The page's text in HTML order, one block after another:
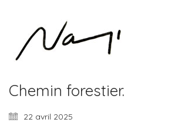
Chemin forestier.
22 avril 2025